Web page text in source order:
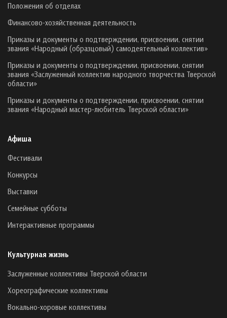
Положения об отделах
Финансово-хозяйственная деятельность
Приказы и документы о подтверждении, присвоении, снятии
звания «Народный (образцовый) самодеятельный коллектив»
Приказы и документы о подтверждении, присвоении, снятии
звания «Заслуженный коллектив народного творчества Тверской
области»
Приказы и документы о подтверждении, присвоении, снятии
звания «Народный мастер-любитель Тверской области»
Афиша
Фестивали
Конкурсы
Выставки
Семейные субботы
Интерактивные программы
Культурная жизнь
Заслуженные коллективы Тверской области
Хореографические коллективы
Вокально-хоровые коллективы